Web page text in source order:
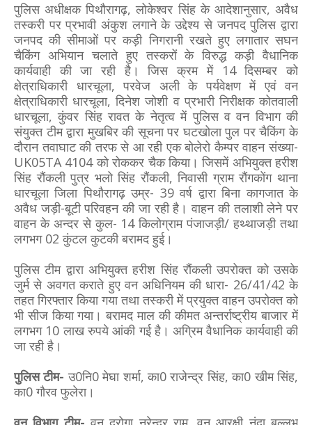
पुलिस अधीक्षक पिथौरागढ़, लोकेश्वर सिंह के आदेशानुसार, अवैध
तस्करी पर प्रभावी अंकुश लगाने के उद्देश्य से जनपद पुलिस द्वारा
जनपद की सीमाओं पर कड़ी निगरानी रखते हुए लगातार सघन
चैकिंग अभियान चलाते हुए तस्करों के विरुद्ध कड़ी वैधानिक
कार्यवाही की जा रही है। जिस क्रम में 14 दिसम्बर को
क्षेत्राधिकारी धारचूला, परवेज अली के पर्यवेक्षण में एवं वन
क्षेत्राधिकारी धारचूला, दिनेश जोशी व प्रभारी निरीक्षक कोतवाली
धारचूला, कुंवर सिंह रावत के नेतृत्व में पुलिस व वन विभाग की
संयुक्त टीम द्वारा मुखबिर की सूचना पर घटखोला पुल पर चैकिंग के
दौरान तवाघाट की तरफ से आ रही एक बोलेरो कैम्पर वाहन संख्या-
UK05TA 4104 को रोककर चैक किया। जिसमें अभियुक्त हरीश
सिंह रौंकली पुत्र भलो सिंह रौंकली, निवासी ग्राम रौंगकोंग थाना
धारचूला जिला पिथौरागढ़ उम्र- 39 वर्ष द्वारा बिना कागजात के
अवैध जड़ी-बूटी परिवहन की जा रही है। वाहन की तलाशी लेने पर
वाहन के अन्दर से कुल- 14 किलोग्राम पंजाजड़ी/ हथ्थाजड़ी तथा
लगभग 02 कुंटल कुटकी बरामद हुई।
पुलिस टीम द्वारा अभियुक्त हरीश सिंह रौंकली उपरोक्त को उसके
जुर्म से अवगत कराते हुए वन अधिनियम की धारा- 26/41/42 के
तहत गिरफ्तार किया गया तथा तस्करी में प्रयुक्त वाहन उपरोक्त को
भी सीज किया गया। बरामद माल की कीमत अन्तर्राष्ट्रीय बाजार में
लगभग 10 लाख रुपये आंकी गई है। अग्रिम वैधानिक कार्यवाही की
जा रही है।
पुलिस टीम- उ0नि0 मेघा शर्मा, का0 राजेन्द्र सिंह, का0 खीम सिंह,
का0 गौरव फुलेरा।